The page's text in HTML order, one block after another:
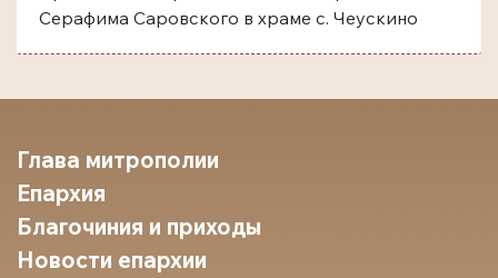
Серафима Саровского в храме с. Чеускино
Глава митрополии
Епархия
Благочиния и приходы
Новости епархии